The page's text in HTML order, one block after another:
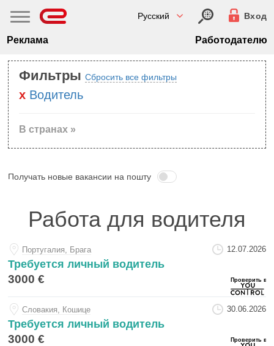
Русский Вход
Реклама Работодателю
Фильтры Сбросить все фильтры
Водитель
В странах »
Получать новые вакансии на пошту
Работа для водителя
Португалия, Брага 12.07.2026
Требуется личный водитель
3000 €
Словакия, Кошице 30.06.2026
Требуется личный водитель
3000 €